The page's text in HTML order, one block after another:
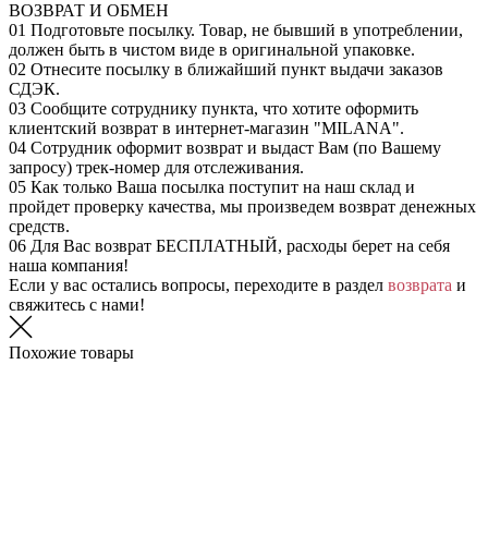
ВОЗВРАТ И ОБМЕН
01 Подготовьте посылку. Товар, не бывший в употреблении,
должен быть в чистом виде в оригинальной упаковке.
02 Отнесите посылку в ближайший пункт выдачи заказов
СДЭК.
03 Сообщите сотруднику пункта, что хотите оформить
клиентский возврат в интернет-магазин "MILANA".
04 Сотрудник оформит возврат и выдаст Вам (по Вашему
запросу) трек-номер для отслеживания.
05 Как только Ваша посылка поступит на наш склад и
пройдет проверку качества, мы произведем возврат денежных
средств.
06 Для Вас возврат БЕСПЛАТНЫЙ, расходы берет на себя
наша компания!
Если у вас остались вопросы, переходите в раздел возврата и
свяжитесь с нами!
Похожие товары